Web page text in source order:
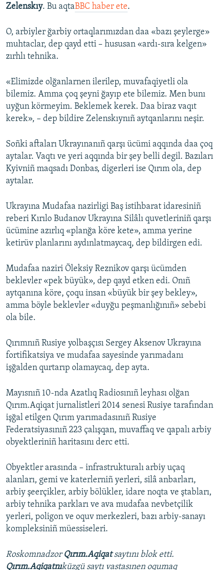
Zelenskıy. Bu aqtaBBC haber ete.
O, arbiyler ğarbiy ortaqlarımızdan daa «bazı şeylerge»
muhtaclar, dep qayd etti – hususan «ardı-sıra kelgen»
zırhlı tehnika.
«Elimizde olğanlarnen ilerilep, muvafaqiyetli ola
bilemiz. Amma çoq şeyni ğayıp ete bilemiz. Men bunı
uyğun körmeyim. Beklemek kerek. Daa biraz vaqıt
kerek», – dep bildire Zelenskıynıñ aytqanlarını neşir.
Soñki aftaları Ukrayınanıñ qarşı ücümi aqqında daa çoq
aytalar. Vaqtı ve yeri aqqında bir şey belli degil. Bazıları
Kyivniñ maqsadı Donbas, digerleri ise Qırım ola, dep
aytalar.
Ukrayına Mudafaa nazirligi Baş istihbarat idaresiniñ
reberi Kırılo Budanov Ukrayına Silâlı quvetleriniñ qarşı
ücümine azırlıq «planğa köre kete», amma yerine
ketirüv planlarını aydınlatmaycaq, dep bildirgen edi.
Mudafaa naziri Öleksiy Reznikov qarşı ücümden
beklevler «pek büyük», dep qayd etken edi. Onıñ
aytqanına köre, çoqu insan «büyük bir şey bekley»,
amma böyle beklevler «duyğu peşmanlığınıñ» sebebi
ola bile.
Qırımnıñ Rusiye yolbaşçısı Sergey Aksenov Ukrayına
fortifikatsiya ve mudafaa sayesinde yarımadanı
işğalden qurtarıp olamaycaq, dep ayta.
Mayısnıñ 10-nda Azatlıq Radiosınıñ leyhası olğan
Qırım.Aqiqat jurnalistleri 2014 senesi Rusiye tarafından
işğal etilgen Qırım yarımadasınıñ Rusiye
Federatsiyasınıñ 223 çalışqan, muvaffaq ve qapalı arbiy
obyektleriniñ haritasını derc etti.
Obyektler arasında – infrastrukturalı arbiy uçaq
alanları, gemi ve katerlerniñ yerleri, silâ anbarları,
arbiy şeerçikler, arbiy bölükler, idare noqta ve ştabları,
arbiy tehnika parkları ve ava mudafaa nevbetçilik
yerleri, poligon ve oquv merkezleri, bazı arbiy-sanayı
kompleksiniñ müessiseleri.
Roskomnadzor Qırım.Aqiqatsaytını blok etti.
Qırım.Aqiqatnıküzgü saytı vastasınen oqumaq